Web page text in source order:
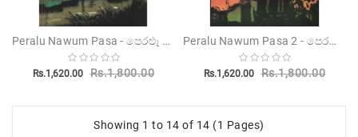
Peralu Nawum Pasa - පෙරළූ නැවුම් පස
Rs.1,620.00 Rs.1,800.00
Peralu Nawum Pasa 2 - පෙරළූ නැවුම් පස 2
Rs.1,620.00 Rs.1,800.00
Showing 1 to 14 of 14 (1 Pages)